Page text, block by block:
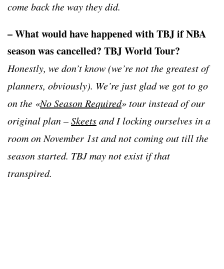
come back the way they did.
– What would have happened with TBJ if NBA
season was cancelled? TBJ World Tour?
Honestly, we don’t know (we’re not the greatest of
planners, obviously). We’re just glad we got to go
on the «No Season Required» tour instead of our
original plan –Skeetsand I locking ourselves in a
room on November 1st and not coming out till the
season started. TBJ may not exist if that
transpired.